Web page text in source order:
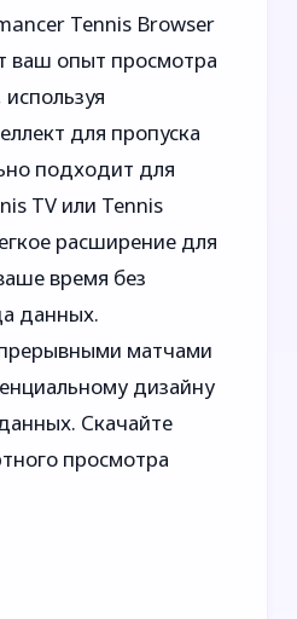
Tennis Browser
ваш опыт просмотра
для пропуска
подходит для
TV или Tennis
расширение для
время без
данных.
матчами
дизайну
Скачайте
просмотра